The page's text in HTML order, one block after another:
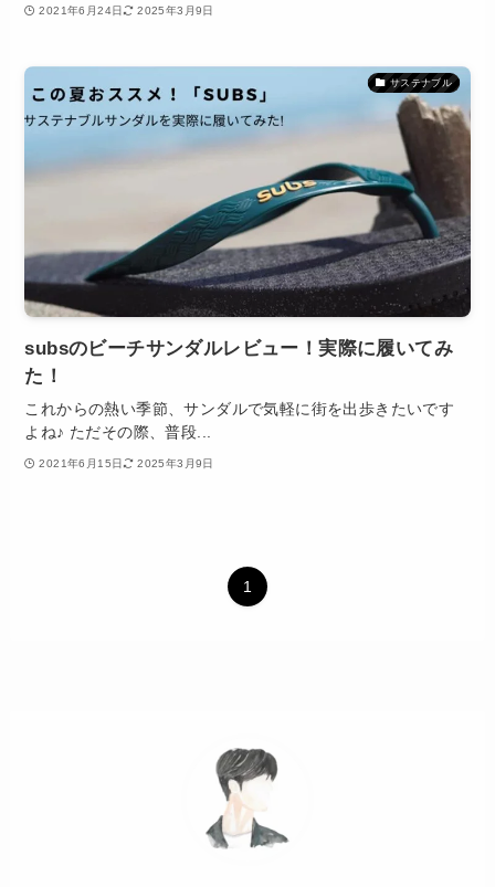
2021年6月24日 2025年3月9日
サステナブル
subsのビーチサンダルレビュー！実際に履いてみ
た！
これからの熱い季節、サンダルで気軽に街を出歩きたいです
よね♪ ただその際、普段...
2021年6月15日 2025年3月9日
1